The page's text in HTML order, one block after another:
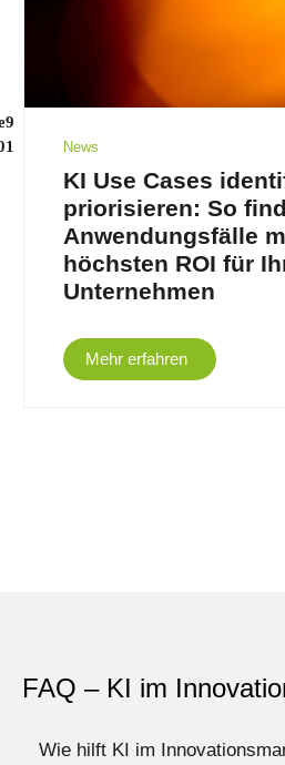
News
KI Use Cases
priorisieren: So
Anwendungsfälle
höchsten ROI für
Unternehmen
Mehr erfahren
FAQ – KI im
Wie hilft KI im